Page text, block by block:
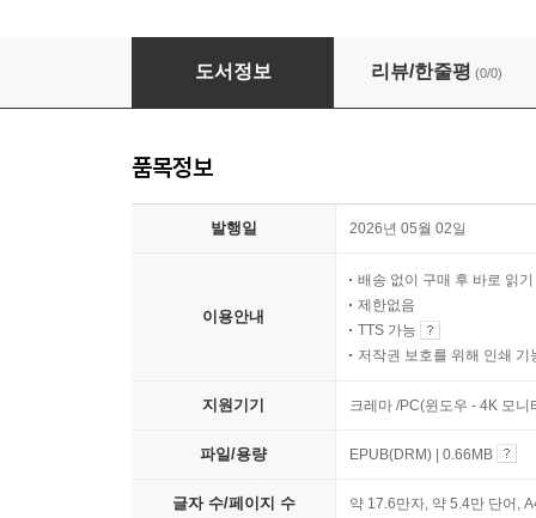
핸드볼 경기 운영의 원리: 전술적 사고와 의사결
도서정보 리뷰/한줄평 (0/0)
품목정보
발행일 2026년 05월 02일
이용안내
배송 없이 구매 후 바로 읽기
제한없음
TTS 가능
저작권 보호를 위해 인쇄 기
지원기기 크레마 /PC(윈도우 - 4K 모
파일/용량 EPUB(DRM) | 0.66MB
글자 수/페이지 수 약 17.6만자, 약 5.4만 단어,